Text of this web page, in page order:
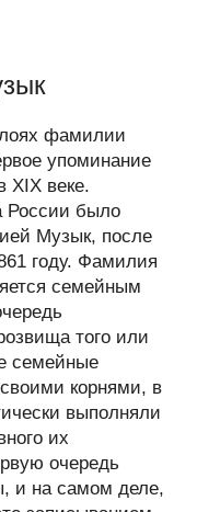
фамилии
упоминание
XIX веке.
России было
Музык, после
году. Фамилия
семейным
того или
семейные
корнями, в
выполняли
их
очередь
и на самом деле,